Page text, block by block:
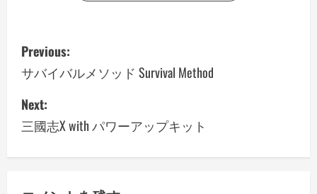
P
o
s
t
n
Previous:
サバイバルメソッド Survival Method
Next:
三國志X with パワーアップキット